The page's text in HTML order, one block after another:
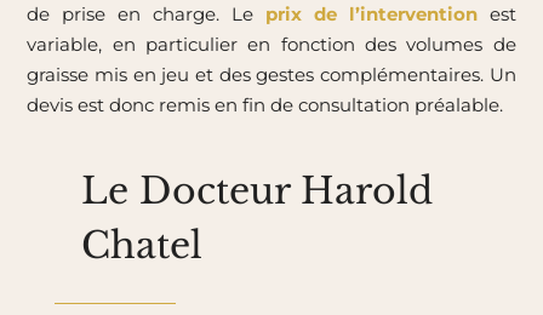
de prise en charge. Le prix de l’interventionest
variable, en particulier en fonction des volumes de
graisse mis en jeu et des gestes complémentaires. Un
devis est donc remis en fin de consultation préalable.
Le Docteur Harold
Chatel